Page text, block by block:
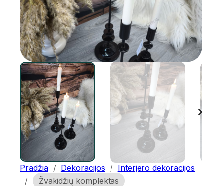
Pradžia / Dekoracijos / Interjero dekoracijos
/
Žvakidžių komplektas